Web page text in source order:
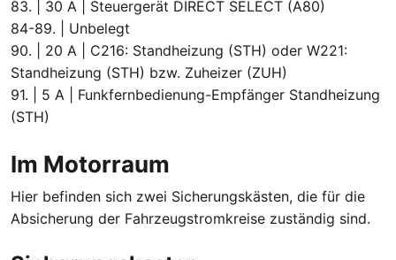
83. | 30 A | Steuergerät DIRECT SELECT (A80)
84-89. | Unbelegt
90. | 20 A | C216: Standheizung (STH) oder W221:
Standheizung (STH) bzw. Zuheizer (ZUH)
91. | 5 A | Funkfernbedienung-Empfänger Standheizung
(STH)
Im Motorraum
Hier befinden sich zwei Sicherungskästen, die für die
Absicherung der Fahrzeugstromkreise zuständig sind.